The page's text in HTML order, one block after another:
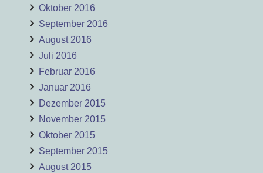
Oktober 2016
September 2016
August 2016
Juli 2016
Februar 2016
Januar 2016
Dezember 2015
November 2015
Oktober 2015
September 2015
August 2015